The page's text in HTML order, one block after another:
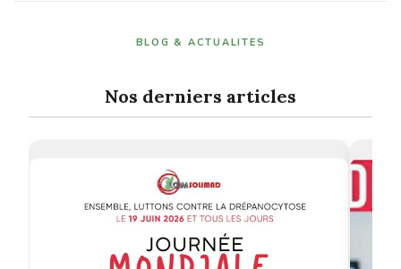
BLOG & ACTUALITES
Nos derniers articles